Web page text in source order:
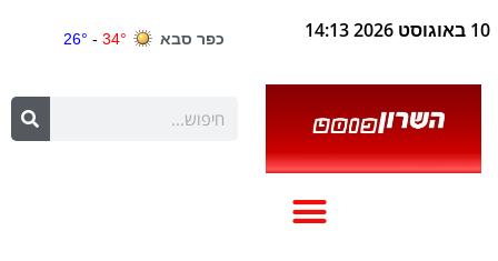
10 באוגוסט 2026 14:13